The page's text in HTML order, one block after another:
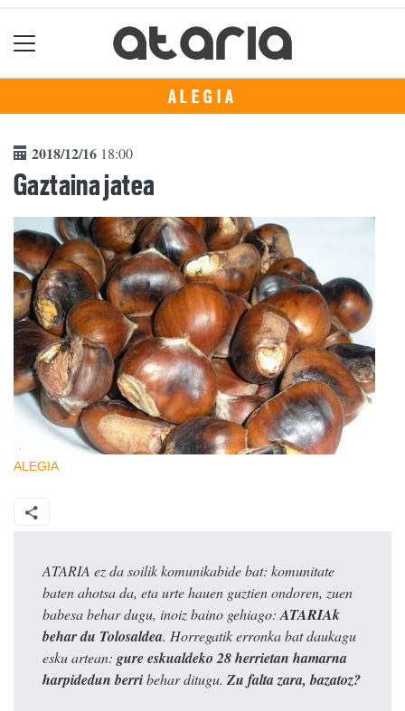
ALEGIA
2018/12/16 18:00
Gaztaina jatea
ALEGIA
ATARIA ez da soilik komunikabide bat: komunitate
baten ahotsa da, eta urte hauen guztien ondoren, zuen
babesa behar dugu, inoiz baino gehiago:ATARIAk
behar du Tolosaldea. Horregatik erronka bat daukagu
esku artean: gure eskualdeko 28 herrietan hamarna
harpidedun berribehar ditugu. Zu falta zara, bazatoz?